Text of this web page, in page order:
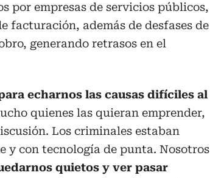
por empresas de servicios públicos,
facturación, además de desfases de
generando retrasos en el
echarnos las causas difíciles al
quienes las quieran emprender,
Los criminales estaban
y con tecnología de punta. Nosotros
quietos y ver pasar